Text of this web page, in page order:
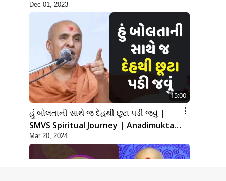
Dec 01, 2023
15:00
હું બોલતાની સાથે જ દેહથી છૂટા પડી જવું |
SMVS Spiritual Journey | Anadimukta
Gyan
Mar 20, 2024